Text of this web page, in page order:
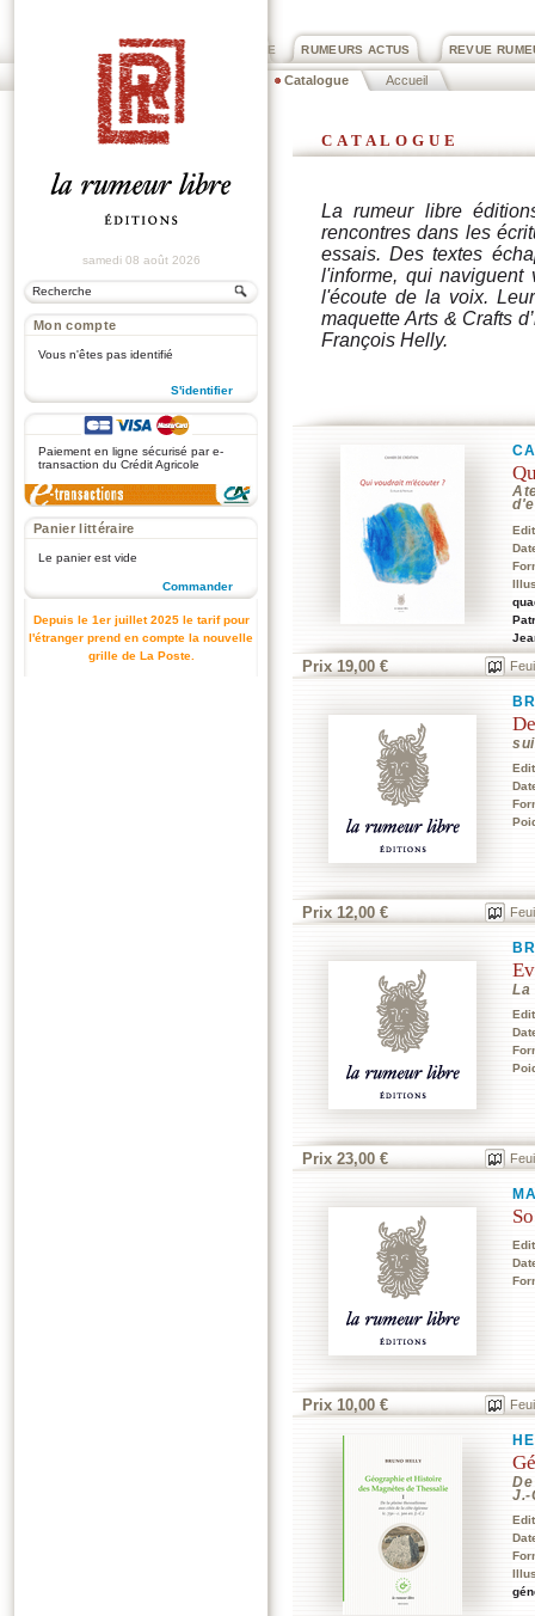
REVUE
RUMEURS ACTUS
PRIX ROGER DEXTRE
Catalogue Accueil
samedi 08 août 2026
Mon compte
Vous n'êtes pas identifié
S'identifier
Paiement en ligne sécurisé par e-
transaction du Crédit Agricole
Panier littéraire
Le panier est vide
Commander
Depuis le 1er juillet 2025 le tarif pour
l'étranger prend en compte la nouvelle
grille de La Poste.
catalogue
La rumeur libre
rencontres dans les
essais. Des textes
l'informe, qui naviguent
l'écoute de la voix.
maquette Arts & Crafts
François Helly.
Prix 19,00 €
Prix 12,00 €
La
Prix 23,00 €
Prix 10,00 €
J.-